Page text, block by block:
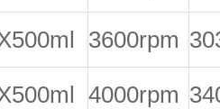
3600rpm
4000rpm